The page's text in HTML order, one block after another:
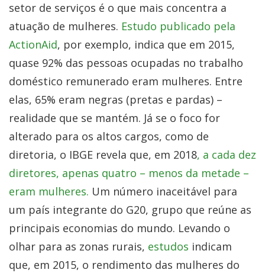
setor de serviços é o que mais concentra a
atuação de mulheres. Estudo publicado pela
ActionAid, por exemplo, indica que em 2015,
quase 92% das pessoas ocupadas no trabalho
doméstico remunerado eram mulheres. Entre
elas, 65% eram negras (pretas e pardas) –
realidade que se mantém. Já se o foco for
alterado para os altos cargos, como de
diretoria, o IBGE revela que, em 2018, a cada dez
diretores, apenas quatro – menos da metade –
eram mulheres. Um número inaceitável para
um país integrante do G20, grupo que reúne as
principais economias do mundo. Levando o
olhar para as zonas rurais, estudos indicam
que, em 2015, o rendimento das mulheres do